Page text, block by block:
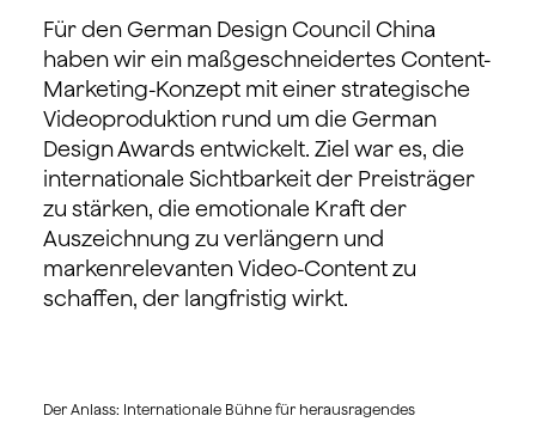
Für den German Design Council China
haben wir ein maßgeschneidertes Content-
Marketing-Konzept mit einer strategische
Videoproduktion rund um die German
Design Awards entwickelt. Ziel war es, die
internationale Sichtbarkeit der Preisträger
zu stärken, die emotionale Kraft der
Auszeichnung zu verlängern und
markenrelevanten Video-Content zu
schaffen, der langfristig wirkt.
Der Anlass: Internationale Bühne für herausragendes